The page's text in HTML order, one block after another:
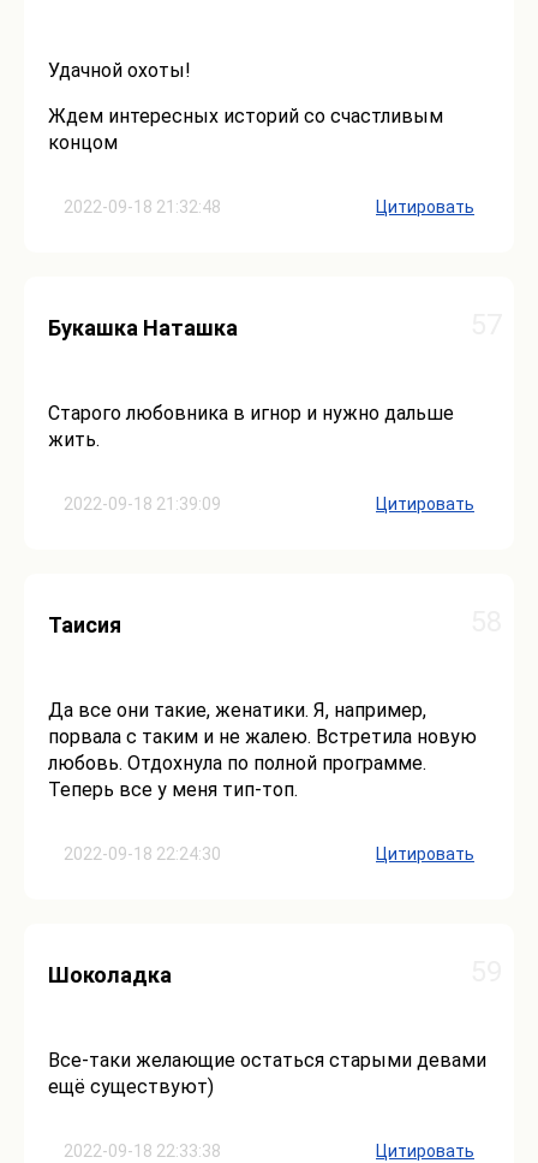
2022-09-18 21:32:48
Удачной охоты!
Ждем интересных историй со счастливым
концом
Цитировать
2022-09-18 21:39:09
Букашка Наташка
Старого любовника в игнор и нужно дальше
жить.
Цитировать
2022-09-18 22:24:30
Таисия
Да все они такие, женатики. Я, например,
порвала с таким и не жалею. Встретила новую
любовь. Отдохнула по полной программе.
Теперь все у меня тип-топ.
Цитировать
2022-09-18 22:33:38
Шоколадка
Все-таки желающие остаться старыми девами
ещё существуют)
Цитировать